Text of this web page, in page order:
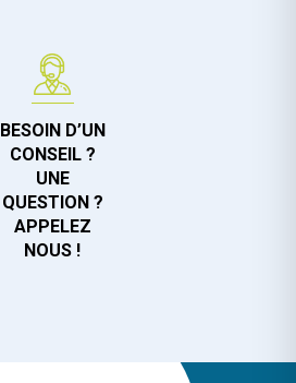
BESOIN D’UN
CONSEIL ?
UNE
QUESTION ?
APPELEZ
NOUS !